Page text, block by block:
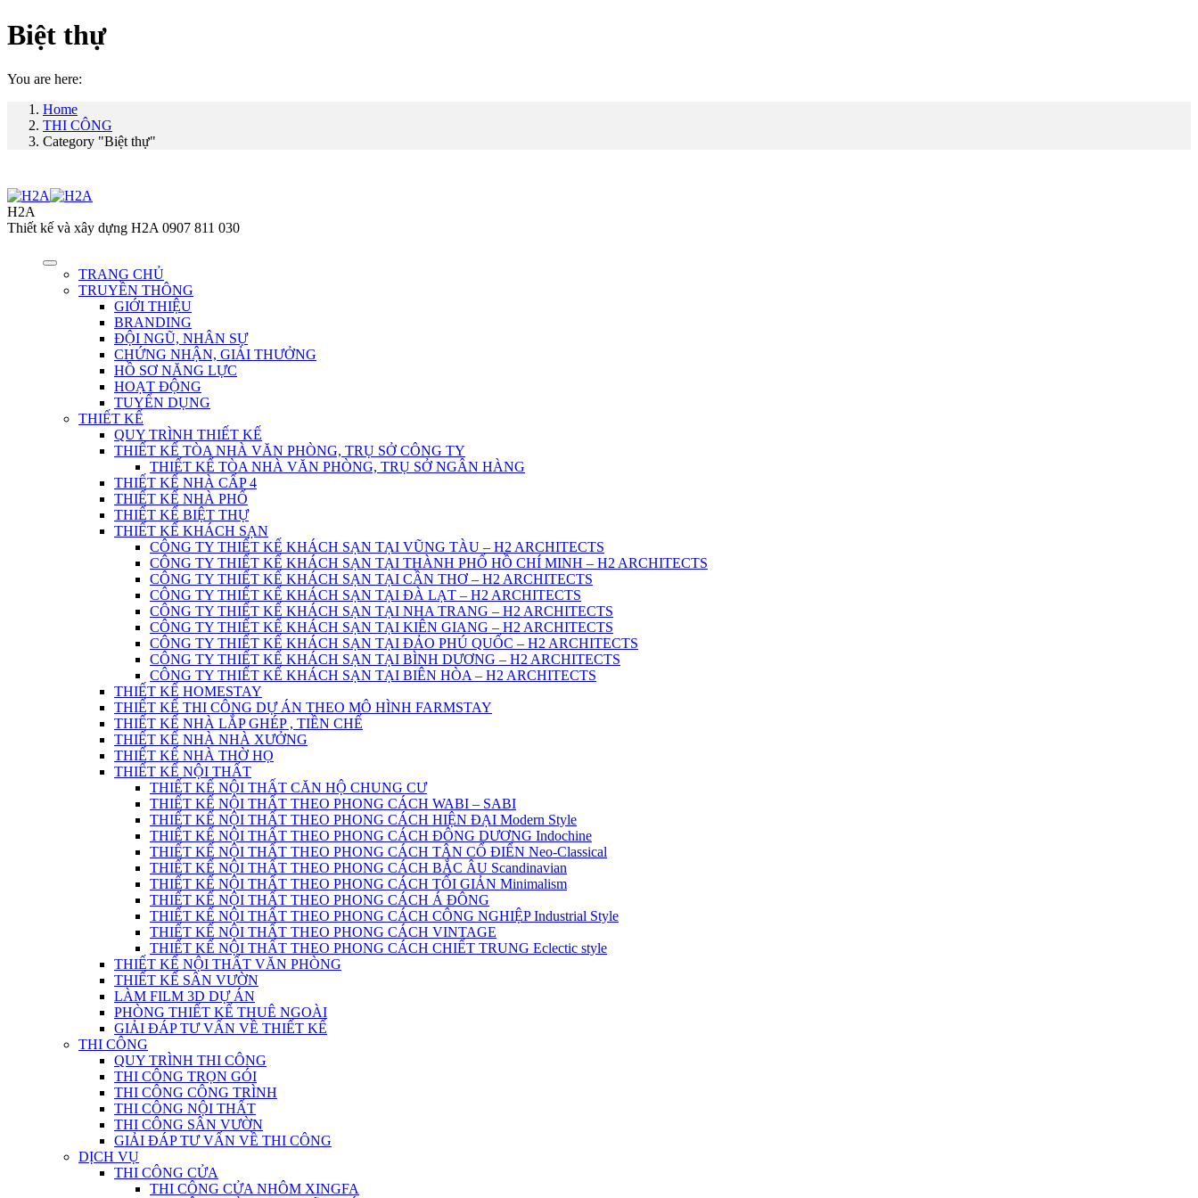
Biệt thự
You are here:
Home
THI CÔNG
Category "Biệt thự"
H2A
Thiết kế và xây dựng H2A 0907 811 030
TRANG CHỦ
TRUYỀN THÔNG
GIỚI THIỆU
BRANDING
ĐỘI NGŨ, NHÂN SỰ
CHỨNG NHẬN, GIẢI THƯỞNG
HỒ SƠ NĂNG LỰC
HOẠT ĐỘNG
TUYỂN DỤNG
THIẾT KẾ
QUY TRÌNH THIẾT KẾ
THIẾT KẾ TÒA NHÀ VĂN PHÒNG, TRỤ SỞ CÔNG TY
THIẾT KẾ TÒA NHÀ VĂN PHÒNG, TRỤ SỞ NGÂN HÀNG
THIẾT KẾ NHÀ CẤP 4
THIẾT KẾ NHÀ PHỐ
THIẾT KẾ BIỆT THỰ
THIẾT KẾ KHÁCH SẠN
CÔNG TY THIẾT KẾ KHÁCH SẠN TẠI VŨNG TÀU – H2 ARCHITECTS
CÔNG TY THIẾT KẾ KHÁCH SẠN TẠI THÀNH PHỐ HỒ CHÍ MINH – H2 ARCHITECTS
CÔNG TY THIẾT KẾ KHÁCH SẠN TẠI CẦN THƠ – H2 ARCHITECTS
CÔNG TY THIẾT KẾ KHÁCH SẠN TẠI ĐÀ LẠT – H2 ARCHITECTS
CÔNG TY THIẾT KẾ KHÁCH SẠN TẠI NHA TRANG – H2 ARCHITECTS
CÔNG TY THIẾT KẾ KHÁCH SẠN TẠI KIÊN GIANG – H2 ARCHITECTS
CÔNG TY THIẾT KẾ KHÁCH SẠN TẠI ĐẢO PHÚ QUỐC – H2 ARCHITECTS
CÔNG TY THIẾT KẾ KHÁCH SẠN TẠI BÌNH DƯƠNG – H2 ARCHITECTS
CÔNG TY THIẾT KẾ KHÁCH SẠN TẠI BIÊN HÒA – H2 ARCHITECTS
THIẾT KẾ HOMESTAY
THIẾT KẾ THI CÔNG DỰ ÁN THEO MÔ HÌNH FARMSTAY
THIẾT KẾ NHÀ LẮP GHÉP , TIỀN CHẾ
THIẾT KẾ NHÀ NHÀ XƯỞNG
THIẾT KẾ NHÀ THỜ HỌ
THIẾT KẾ NỘI THẤT
THIẾT KẾ NỘI THẤT CĂN HỘ CHUNG CƯ
THIẾT KẾ NỘI THẤT THEO PHONG CÁCH WABI – SABI
THIẾT KẾ NỘI THẤT THEO PHONG CÁCH HIỆN ĐẠI Modern Style
THIẾT KẾ NỘI THẤT THEO PHONG CÁCH ĐÔNG DƯƠNG Indochine
THIẾT KẾ NỘI THẤT THEO PHONG CÁCH TÂN CỔ ĐIỂN Neo-Classical
THIẾT KẾ NỘI THẤT THEO PHONG CÁCH BẮC ÂU Scandinavian
THIẾT KẾ NỘI THẤT THEO PHONG CÁCH TỐI GIẢN Minimalism
THIẾT KẾ NỘI THẤT THEO PHONG CÁCH Á ĐÔNG
THIẾT KẾ NỘI THẤT THEO PHONG CÁCH CÔNG NGHIỆP Industrial Style
THIẾT KẾ NỘI THẤT THEO PHONG CÁCH VINTAGE
THIẾT KẾ NỘI THẤT THEO PHONG CÁCH CHIẾT TRUNG Eclectic style
THIẾT KẾ NỘI THẤT VĂN PHÒNG
THIẾT KẾ SÂN VƯỜN
LÀM FILM 3D DỰ ÁN
PHÒNG THIẾT KẾ THUÊ NGOÀI
GIẢI ĐÁP TƯ VẤN VỀ THIẾT KẾ
THI CÔNG
QUY TRÌNH THI CÔNG
THI CÔNG TRỌN GÓI
THI CÔNG CÔNG TRÌNH
THI CÔNG NỘI THẤT
THI CÔNG SÂN VƯỜN
GIẢI ĐÁP TƯ VẤN VỀ THI CÔNG
DỊCH VỤ
THI CÔNG CỬA
THI CÔNG CỬA NHÔM XINGFA